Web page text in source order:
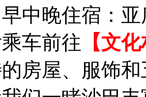
中晚住宿：
车前往 【文
房屋、服饰